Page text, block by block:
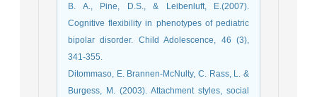
B. A., Pine, D.S., & Leibenluft, E.(2007).
Cognitive flexibility in phenotypes of pediatric
bipolar disorder. Child Adolescence, 46 (3),
341-355.
Ditommaso, E. Brannen-McNulty, C. Rass, L. &
Burgess, M. (2003). Attachment styles, social